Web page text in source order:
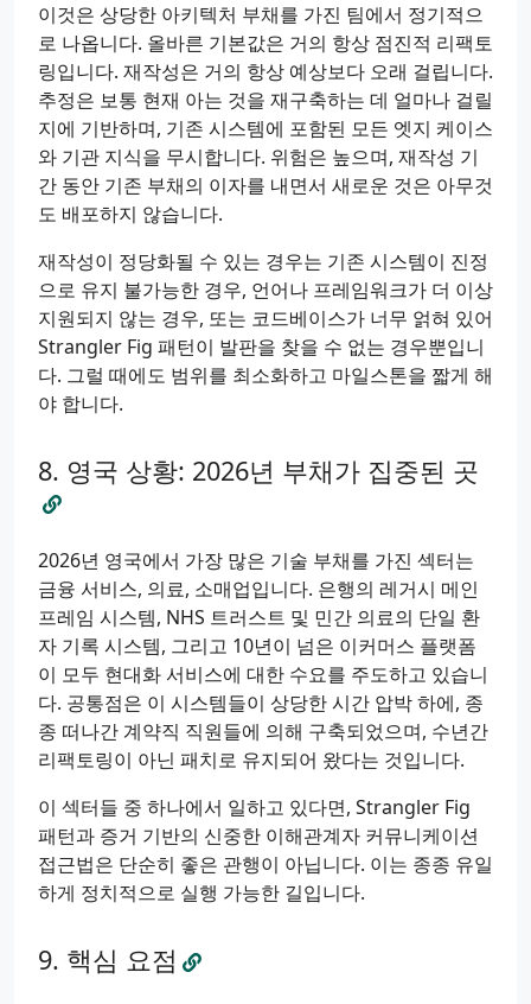
이것은 상당한 아키텍처 부채를 가진 팀에서 정기적으
로 나옵니다. 올바른 기본값은 거의 항상 점진적 리팩토
링입니다. 재작성은 거의 항상 예상보다 오래 걸립니다.
추정은 보통 현재 아는 것을 재구축하는 데 얼마나 걸릴
지에 기반하며, 기존 시스템에 포함된 모든 엣지 케이스
와 기관 지식을 무시합니다. 위험은 높으며, 재작성 기
간 동안 기존 부채의 이자를 내면서 새로운 것은 아무것
도 배포하지 않습니다.
재작성이 정당화될 수 있는 경우는 기존 시스템이 진정
으로 유지 불가능한 경우, 언어나 프레임워크가 더 이상
지원되지 않는 경우, 또는 코드베이스가 너무 얽혀 있어
Strangler Fig 패턴이 발판을 찾을 수 없는 경우뿐입니
다. 그럴 때에도 범위를 최소화하고 마일스톤을 짧게 해
야 합니다.
영국 상황: 2026년 부채가 집중된 곳
2026년 영국에서 가장 많은 기술 부채를 가진 섹터는
금융 서비스, 의료, 소매업입니다. 은행의 레거시 메인
프레임 시스템, NHS 트러스트 및 민간 의료의 단일 환
자 기록 시스템, 그리고 10년이 넘은 이커머스 플랫폼
이 모두 현대화 서비스에 대한 수요를 주도하고 있습니
다. 공통점은 이 시스템들이 상당한 시간 압박 하에, 종
종 떠나간 계약직 직원들에 의해 구축되었으며, 수년간
리팩토링이 아닌 패치로 유지되어 왔다는 것입니다.
이 섹터들 중 하나에서 일하고 있다면, Strangler Fig
패턴과 증거 기반의 신중한 이해관계자 커뮤니케이션
접근법은 단순히 좋은 관행이 아닙니다. 이는 종종 유일
하게 정치적으로 실행 가능한 길입니다.
핵심 요점